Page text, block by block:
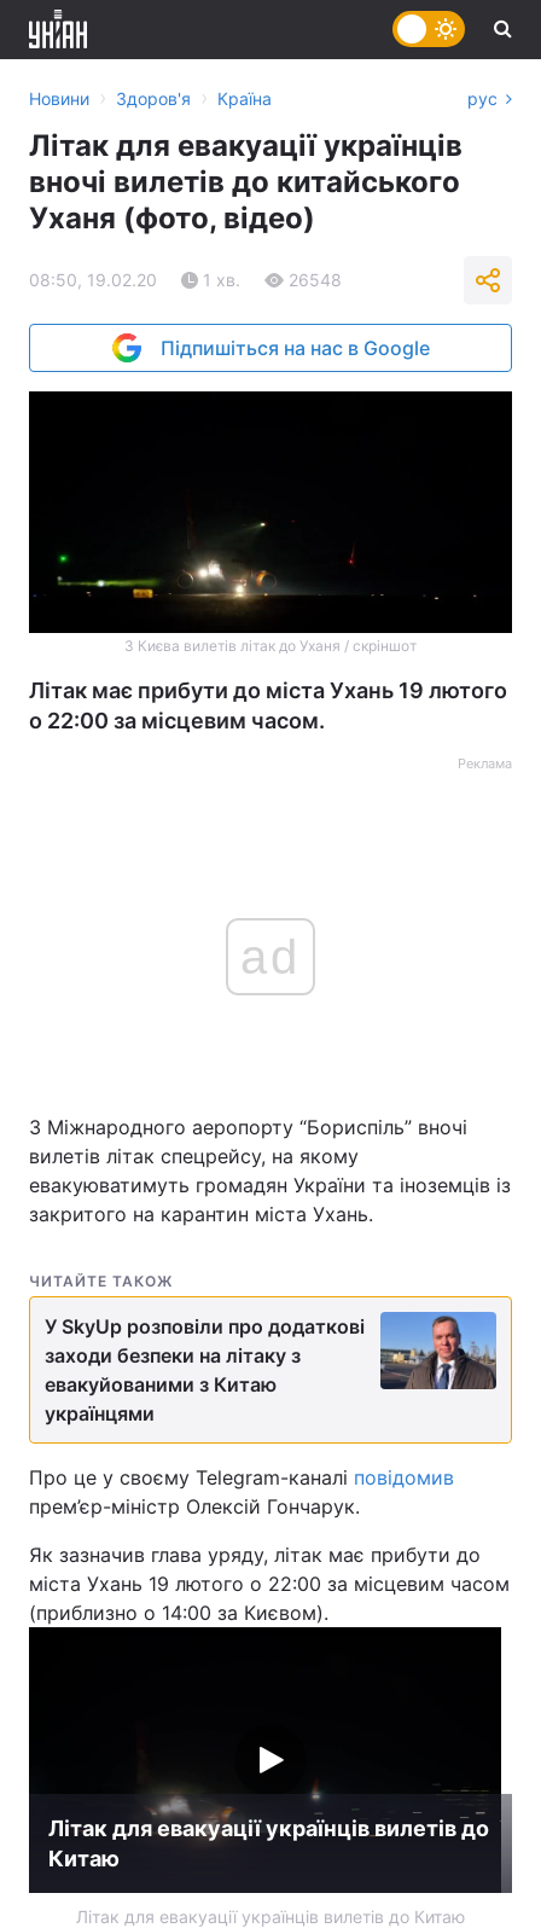
Головна Війна
Економіка Світ
Спорт
Техно і зв'язок
Здоров'я Туризм
Цікавинки Погода
Екологія Регіони
Думки
Архів Вакансії
Контакти
Новини › Здоров'я › Країна рус
Літак для евакуації українців
вночі вилетів до китайського
Уханя (фото, відео)
08:50, 19.02.20 1 хв. 26548
Підпишіться на нас в Google
З Києва вилетів літак до Уханя / cкріншот
Літак має прибути до міста Ухань 19 лютого
о 22:00 за місцевим часом.
Реклама
ad
З Міжнародного аеропорту “Бориспіль” вночі
вилетів літак спецрейсу, на якому
евакуюватимуть громадян України та іноземців із
закритого на карантин міста Ухань.
ЧИТАЙТЕ ТАКОЖ
У SkyUp розповіли про додаткові
заходи безпеки на літаку з
евакуйованими з Китаю
українцями
Про це у своєму Telegram-каналі повідомив
прем’єр-міністр Олексій Гончарук.
Як зазначив глава уряду, літак має прибути до
міста Ухань 19 лютого о 22:00 за місцевим часом
(приблизно о 14:00 за Києвом).
Літак для евакуації українців вилетів до
Китаю
Літак для евакуації українців вилетів до Китаю